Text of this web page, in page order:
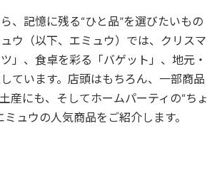
、記憶に残る“ひと品”を選びたいもの
ウ（以下、エミュウ）では、クリスマ
」、食卓を彩る「バゲット」、地元・
ています。店頭はもちろん、一部商品
産にも、そしてホームパーティの“ちょ
ュウの人気商品をご紹介します。